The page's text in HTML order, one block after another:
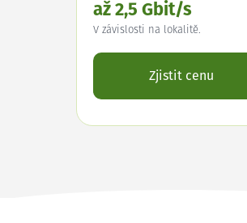
až 2,5 Gbit/s
V závislosti na lokalitě.
Zjistit cenu